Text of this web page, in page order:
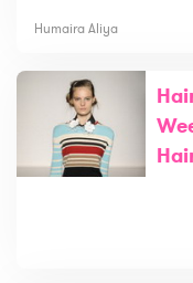
Humaira Aliya